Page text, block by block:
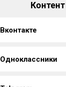
Вконтакте
Одноклассники